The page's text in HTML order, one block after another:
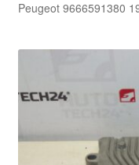
Finalizare comandă
Peugeot 9666591380